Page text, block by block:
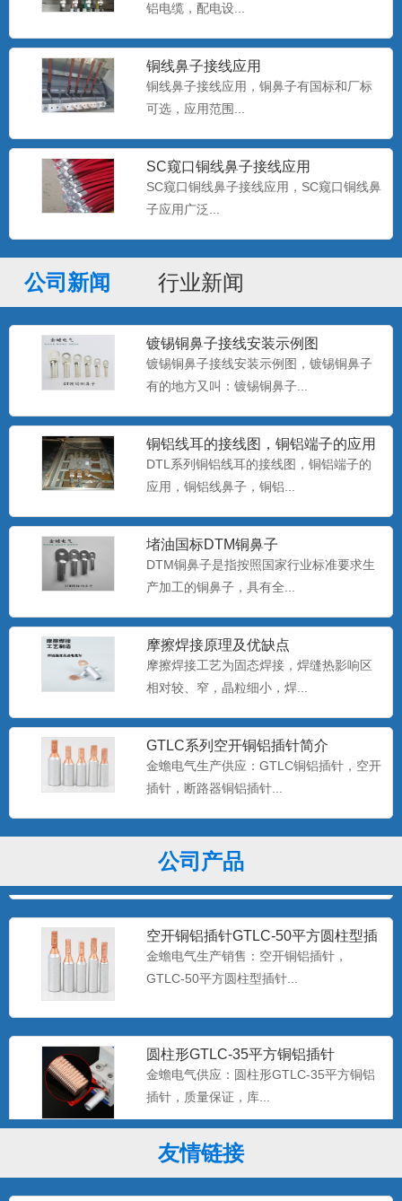
铝电缆，配电设...
铜线鼻子接线应用
铜线鼻子接线应用，铜鼻子有国标和厂标
可选，应用范围...
SC窥口铜线鼻子接线应用
SC窥口铜线鼻子接线应用，SC窥口铜线鼻
子应用广泛...
公司新闻 行业新闻
镀锡铜鼻子接线安装示例图
镀锡铜鼻子接线安装示例图，镀锡铜鼻子
有的地方又叫：镀锡铜鼻子...
铜铝线耳的接线图，铜铝端子的应用
DTL系列铜铝线耳的接线图，铜铝端子的
应用，铜铝线鼻子，铜铝...
堵油国标DTM铜鼻子
DTM铜鼻子是指按照国家行业标准要求生
产加工的铜鼻子，具有全...
摩擦焊接原理及优缺点
摩擦焊接工艺为固态焊接，焊缝热影响区
相对较、窄，晶粒细小，焊...
GTLC系列空开铜铝插针简介
金蟾电气生产供应：GTLC铜铝插针，空开
插针，断路器铜铝插针...
公司产品
双孔铜鼻子定做
金蟾电气支持非标铜鼻子定做，无孔铜鼻
子定做，光板铜鼻子定做，...
OT冷压端子 圆形线鼻子
金蟾电气15355773736，供应：OT冷压端
子，RNB裸...
开口铜鼻子 OT铜鼻子 开口铜线耳
金蟾电气供应：OT开口铜鼻子，开口线鼻
子，开口铜端子，开口接...
双孔铜鼻子 双孔铜线鼻子尺寸
金蟾电气15355773736，提供：双孔铜鼻
子，双孔铜线鼻...
铜铝接线鼻子_DTL-150mm_国标铜
铝线鼻子
铜铝接线鼻子，国标铜铝线鼻子，铜铝接
线端子，铜铝线鼻子生产厂...
DT铜鼻子
C45插针...
空开铜铝插针GTLC-50平方圆柱型插
针端子
金蟾电气生产销售：空开铜铝插针，
GTLC-50平方圆柱型插针...
圆柱形GTLC-35平方铜铝插针
金蟾电气供应：圆柱形GTLC-35平方铜铝
插针，质量保证，库...
GTLC-25铜铝插针空开用铜铝过渡端
子
友情链接